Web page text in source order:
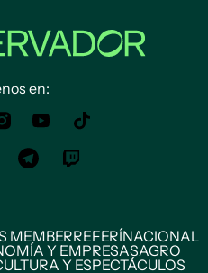
en:
MEMBERREFERÍNACIONAL
Y EMPRESASAGRO
Y ESPECTÁCULOS